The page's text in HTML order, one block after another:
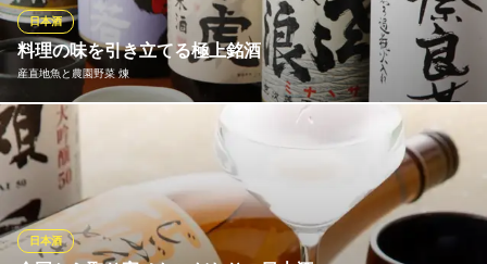
完全個室居酒屋 九州蔵 大宮店
全席扉付きの完全個室
ＪＲ大宮駅 徒歩1分
埼玉県さいたま市大宮区大門町1-1 ミナトビルB1
料理の味を引き立てる極上銘酒
産直地魚と農園野菜 煉
日本酒
全国の蔵元より極上銘酒を厳選して常時15種程取り揃えておりま
す。地元埼玉の銘酒や人気の銘酒『田酒』、メニューにない季節
限定酒などのご用意もございます。自慢の鮮魚の刺身はもちろ
ん、旬野菜の逸品や肉料理と極上銘酒の絶妙なハーモニーをお楽
しみください。
日本酒